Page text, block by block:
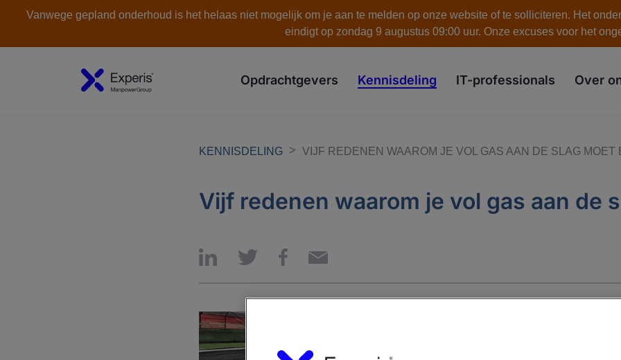
Vanwege gepland onderhoud is het helaas niet mogelijk om je aan te melden op onze website of te solliciteren. Het
eindigt op zondag 9 augustus 09:00 uur. Onze excuses voor het
skip to the main content
Opdrachtgevers Kennisdeling IT-professionals Over
KENNISDELING VIJF REDENEN WAAROM JE VOL GAS AAN DE SLAG MOET
Vijf redenen waarom je vol gas aan de